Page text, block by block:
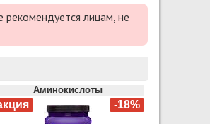
лицам, не
Аминокислоты